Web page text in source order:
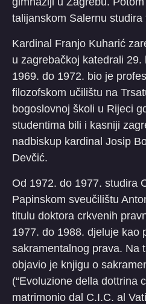
talijanskom Salernu studira
Kardinal Franjo Kuharić
u zagrebačkoj katedrali
1969. do 1972. bio je
filozofskom učilištu na
bogoslovnoj školi u Rijeci
studentima bili i kasniji
nadbiskup kardinal Josip
Devčić.
Od 1972. do 1977. studira
Papinskom sveučilištu
titulu doktora crkvenih
1977. do 1988. djeluje kao
sakramentalnog prava. Na
objavio je knjigu o
(“Evoluzione della dottrina
matrimonio dal C.I.C. al